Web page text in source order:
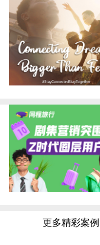
更多精彩案